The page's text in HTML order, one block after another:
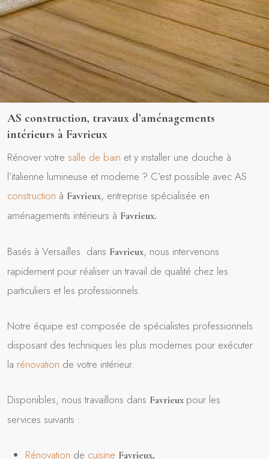
AS construction, travaux d’aménagements
intérieurs à Favrieux
Rénover votre salle de bain et y installer une douche à
l’italienne lumineuse et moderne ? C’est possible avec AS
construction à Favrieux, entreprise spécialisée en
aménagements intérieurs à Favrieux.
Basés à Versailles dans Favrieux, nous intervenons
rapidement pour réaliser un travail de qualité chez les
particuliers et les professionnels.
Notre équipe est composée de spécialistes professionnels
disposant des techniques les plus modernes pour exécuter
la rénovation de votre intérieur.
Disponibles, nous travaillons dans Favrieux pour les
services suivants :
Rénovation de cuisine Favrieux,